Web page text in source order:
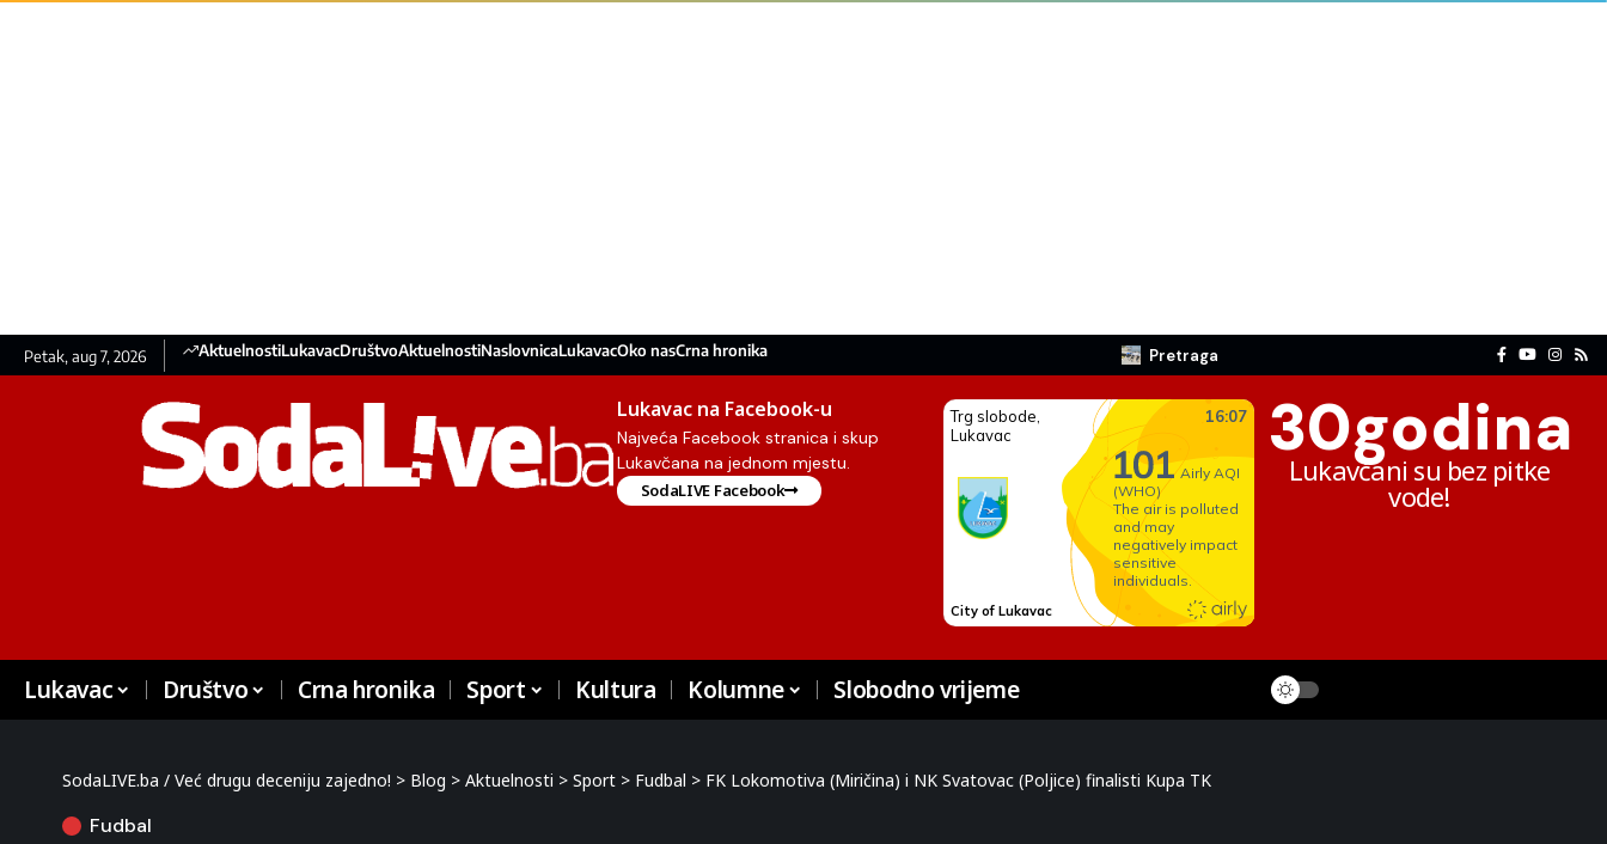
Petak, aug 7, 2026 AktuelnostiLukavacDruštvoAktuelnostiNaslovnicaLukavacOko nasCrna hronika Pretraga
Lukavac na Facebook-u
Najveća Facebook stranica i skup
Lukavčana na jednom mjestu.
SodaLIVE Facebook
30godina
Lukavčani su bez pitke
vode!
Lukavac Društvo Crna hronika Sport Kultura Kolumne Slobodno vrijeme
SodaLIVE.ba / Već drugu deceniju zajedno! > Blog > Aktuelnosti > Sport > Fudbal > FK Lokomotiva (Miričina) i NK Svatovac (Poljice) finalisti Kupa TK
Fudbal